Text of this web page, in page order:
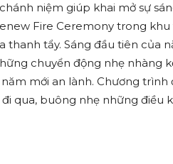
niệm giúp khai mở sự
Fire Ceremony trong
thanh tẩy. Sáng đầu tiên của
chuyển động nhẹ nhàng
mới an lành. Chương
qua, buông nhẹ những điều